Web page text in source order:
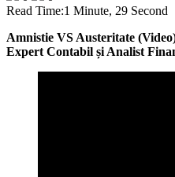
Read Time:1 Minute, 29 Second
Amnistie VS Austeritate
Expert Contabil și Analist